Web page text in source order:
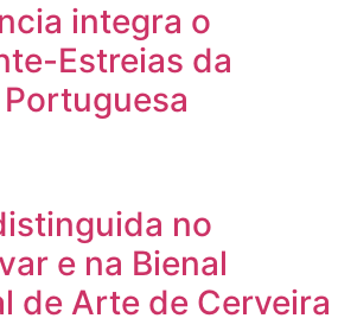
integra o
Estreias da
no
e na Bienal
de Arte de Cerveira